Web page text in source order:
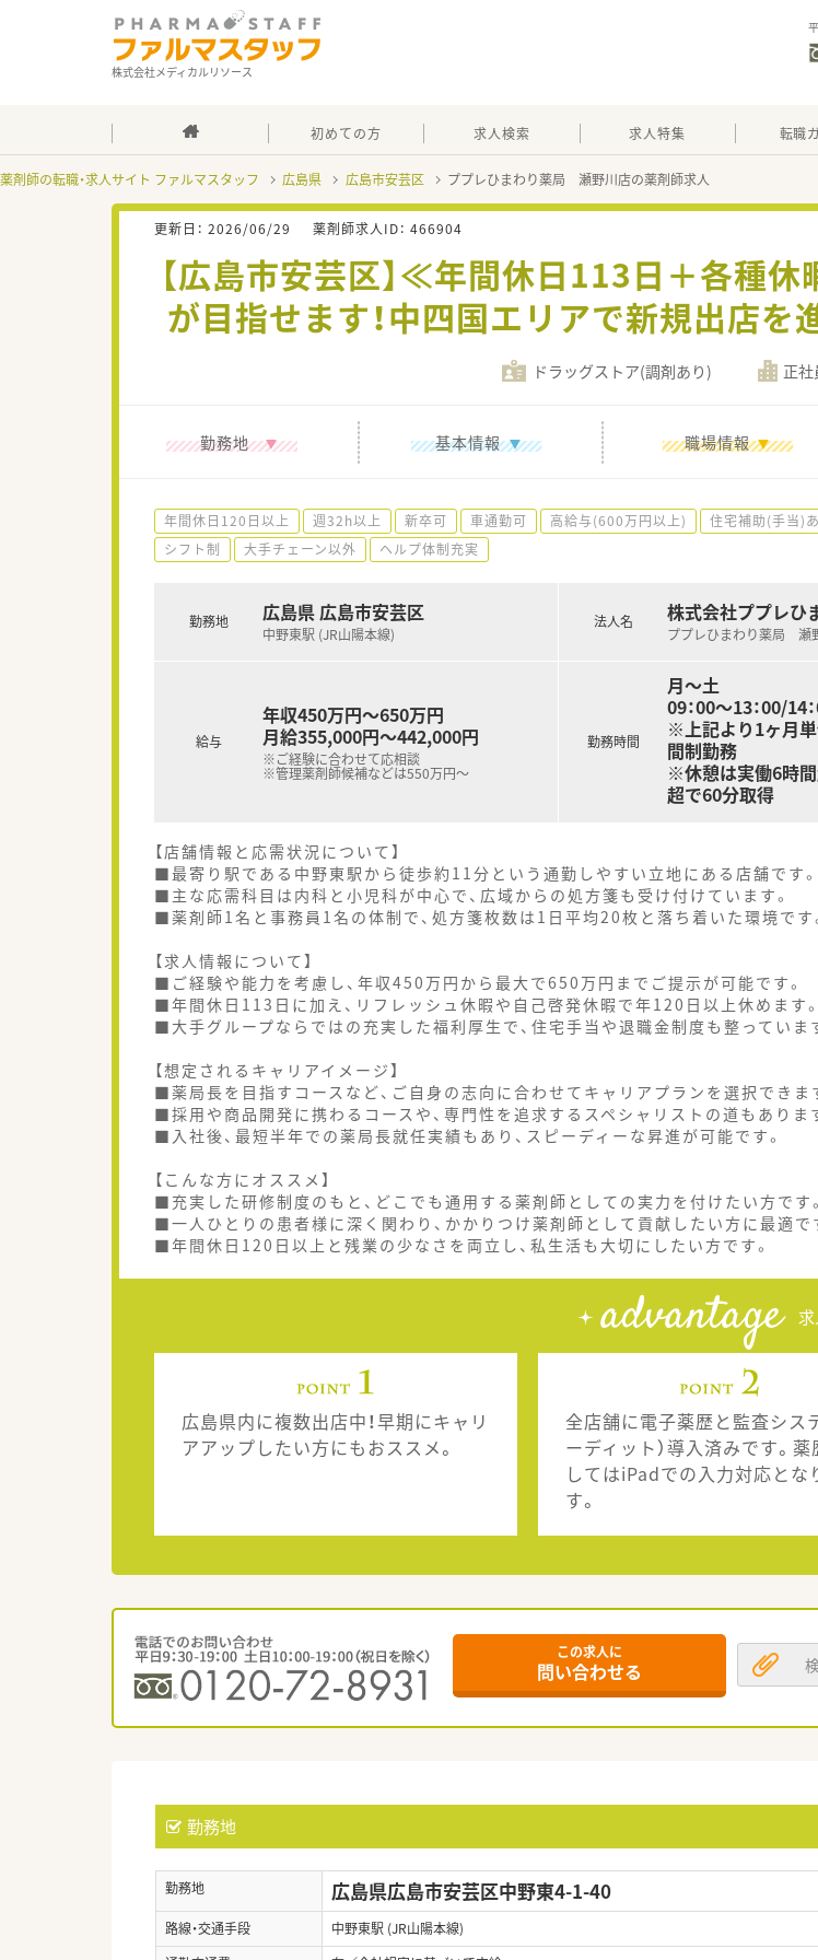
株式会社メディカルリソース
初めての方 求人検索 求人特集 転職
薬剤師の転職・求人サイト ファルマスタッフ 広島県 広島市安芸区 ププレひまわり薬局 瀬野川店の薬剤師求人
更新日： 2026/06/29 薬剤師求人ID： 466904
【広島市安芸区】≪年間休日113日＋各種
が目指せます！中四国エリアで新規出店
ドラッグストア(調剤あり) 正社
勤務地 基本情報 職場情報
年間休日120日以上 週32h以上 新卒可 車通勤可 高給与(600万円以上) 住宅補助(手当)
シフト制
大手チェーン以外 ヘルプ体制充実
勤務地 広島県 広島市安芸区
中野東駅 (JR山陽本線)
給与
年収450万円～650万円
月給355,000円～442,000円
※ご経験に合わせて応相談
※管理薬剤師候補などは550万円～
法人名 株式会社ププレひ
ププレひまわり薬局 瀬
勤務時間
月～土
09：00～13：00/14
※上記より1ヶ月
間制勤務
※休憩は実働6時間
超で60分取得
【店舗情報と応需状況について】
■最寄り駅である中野東駅から徒歩約11分という通勤しやすい立地にある店舗です。
■主な応需科目は内科と小児科が中心で、広域からの処方箋も受け付けています。
■薬剤師1名と事務員1名の体制で、処方箋枚数は1日平均20枚と落ち着いた環境です
【求人情報について】
■ご経験や能力を考慮し、年収450万円から最大で650万円までご提示が可能です。
■年間休日113日に加え、リフレッシュ休暇や自己啓発休暇で年120日以上休めます。
■大手グループならではの充実した福利厚生で、住宅手当や退職金制度も整っていま
【想定されるキャリアイメージ】
■薬局長を目指すコースなど、ご自身の志向に合わせてキャリアプランを選択できま
■採用や商品開発に携わるコースや、専門性を追求するスペシャリストの道もありま
■入社後、最短半年での薬局長就任実績もあり、スピーディーな昇進が可能です。
【こんな方にオススメ】
■充実した研修制度のもと、どこでも通用する薬剤師としての実力を付けたい方です。
■一人ひとりの患者様に深く関わり、かかりつけ薬剤師として貢献したい方に最適で
■年間休日120日以上と残業の少なさを両立し、私生活も大切にしたい方です。
advantage
広島県内に複数出店中！早期にキャリ
アアップしたい方にもおススメ。
全店舗に電子薬歴と監査シス
ーディット）導入済みです。薬
してはiPadでの入力対応とな
す。
この求人に
問い合わせる
勤務地
勤務地 広島県広島市安芸区中野東4-1-40
路線・交通手段
中野東駅 (JR山陽本線)